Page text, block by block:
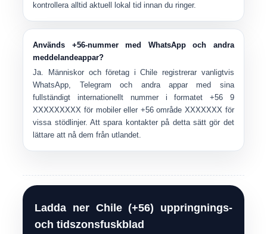
kontrollera alltid aktuell lokal tid innan du ringer.
Används +56-nummer med WhatsApp och andra
meddelandeappar?
Ja. Människor och företag i Chile registrerar vanligtvis
WhatsApp, Telegram och andra appar med sina
fullständigt internationellt nummer i formatet +56 9
XXXXXXXXX för mobiler eller +56 område XXXXXXX för
vissa stödlinjer. Att spara kontakter på detta sätt gör det
lättare att nå dem från utlandet.
Ladda ner Chile (+56) uppringnings-
och tidszonsfuskblad